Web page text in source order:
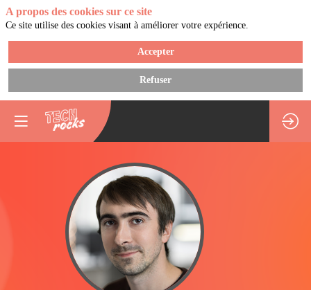
TL
A propos des cookies sur ce site
Ce site utilise des cookies visant à améliorer votre expérience.
Accepter
Refuser